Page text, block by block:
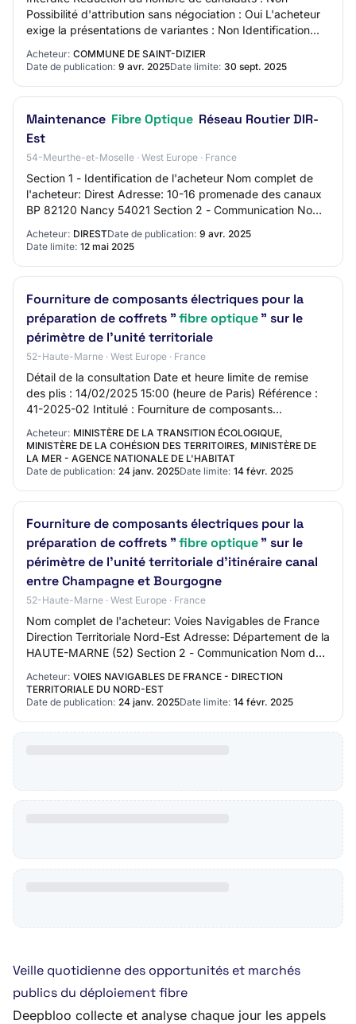
Possibilité d'attribution sans négociation : Oui L'acheteur
exige la présentations de variantes : Non Identification
Acheteur: COMMUNE DE SAINT-DIZIER
Date de publication: 9 avr. 2025Date limite: 30 sept. 2025
Maintenance Fibre Optique Réseau Routier DIR-
Est
54-Meurthe-et-Moselle · West Europe · France
Section 1 - Identification de l'acheteur Nom complet de
l'acheteur: Direst Adresse: 10-16 promenade des canaux
BP 82120 Nancy 54021 Section 2 - Communication Nom
Acheteur: DIRESTDate de publication: 9 avr. 2025
Date limite: 12 mai 2025
Fourniture de composants électriques pour la
préparation de coffrets "fibre optique" sur le
périmètre de l'unité territoriale
52-Haute-Marne · West Europe · France
Détail de la consultation Date et heure limite de remise
des plis : 14/02/2025 15:00 (heure de Paris) Référence :
41-2025-02 Intitulé : Fourniture de composants
électriques pour la préparation de cof…
Acheteur: MINISTÈRE DE LA TRANSITION ÉCOLOGIQUE,
MINISTÈRE DE LA COHÉSION DES TERRITOIRES, MINISTÈRE DE
LA MER - AGENCE NATIONALE DE L'HABITAT
Date de publication: 24 janv. 2025Date limite: 14 févr. 2025
Fourniture de composants électriques pour la
préparation de coffrets "fibre optique" sur le
périmètre de l'unité territoriale d'itinéraire canal
entre Champagne et Bourgogne
52-Haute-Marne · West Europe · France
Nom complet de l'acheteur: Voies Navigables de France
Direction Territoriale Nord-Est Adresse: Département de la
HAUTE-MARNE (52) Section 2 - Communication Nom du
Acheteur: VOIES NAVIGABLES DE FRANCE - DIRECTION
TERRITORIALE DU NORD-EST
Date de publication: 24 janv. 2025Date limite: 14 févr. 2025
Veille quotidienne des opportunités et marchés
publics du déploiement fibre
Deepbloo collecte et analyse chaque jour les appels